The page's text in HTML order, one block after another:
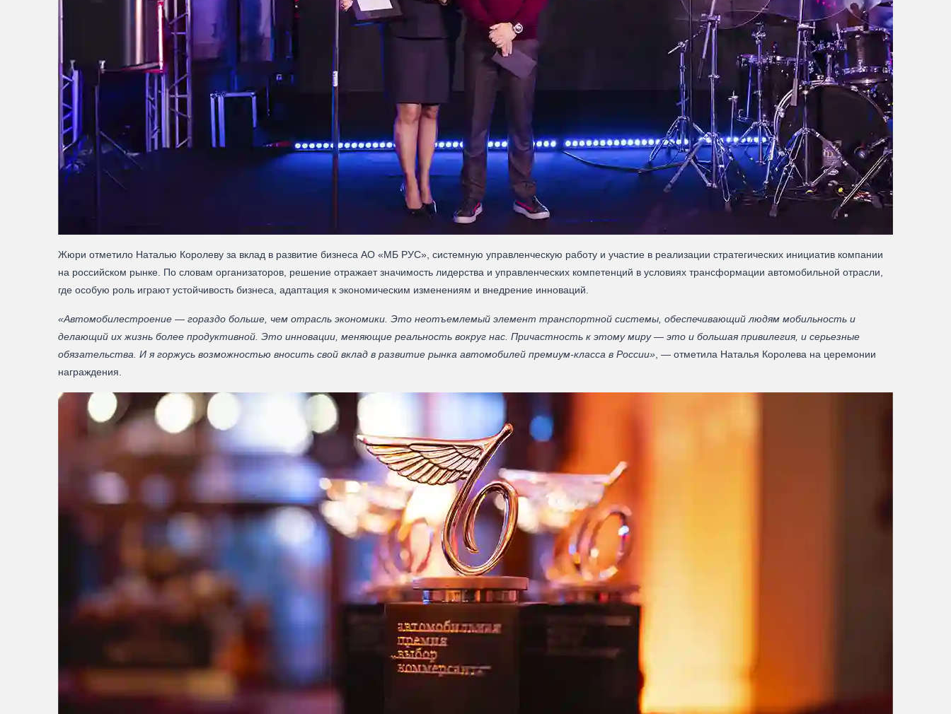
Жюри отметило Наталью Королеву за вклад в развитие бизнеса АО «МБ РУС», системную управленческую работу и участие в реализации стратегических инициатив компании
на российском рынке. По словам организаторов, решение отражает значимость лидерства и управленческих компетенций в условиях трансформации автомобильной отрасли,
где особую роль играют устойчивость бизнеса, адаптация к экономическим изменениям и внедрение инноваций.
«Автомобилестроение — гораздо больше, чем отрасль экономики. Это неотъемлемый элемент транспортной системы, обеспечивающий людям мобильность и
делающий их жизнь более продуктивной. Это инновации, меняющие реальность вокруг нас. Причастность к этому миру — это и большая привилегия, и серьезные
обязательства. И я горжусь возможностью вносить свой вклад в развитие рынка автомобилей премиум-класса в России» , — отметила Наталья Королева на церемонии
награждения.